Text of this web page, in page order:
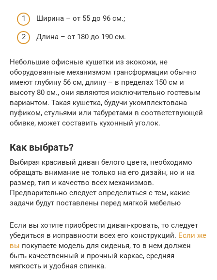
Ширина – от 55 до 96 см.;
Длина – от 180 до 190 см.
Небольшие офисные кушетки из экокожи, не
оборудованные механизмом трансформации обычно
имеют глубину 56 см, длину – в пределах 150 см и
высоту 80 см., они являются исключительно гостевым
вариантом. Такая кушетка, будучи укомплектована
пуфиком, стульями или табуретами в соответствующей
обивке, может составить кухонный уголок.
Как выбрать?
Выбирая красивый диван белого цвета, необходимо
обращать внимание не только на его дизайн, но и на
размер, тип и качество всех механизмов.
Предварительно следует определиться с тем, какие
задачи будут поставлены перед мягкой мебелью
Если вы хотите приобрести диван-кровать, то следует
убедиться в исправности всех его конструкций. Если же
вы покупаете модель для сиденья, то в нем должен
быть качественный и прочный каркас, средняя
мягкость и удобная спинка.